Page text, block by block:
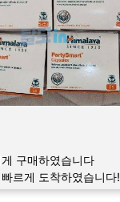
구매하였습니다
르게 도착하였습니다!